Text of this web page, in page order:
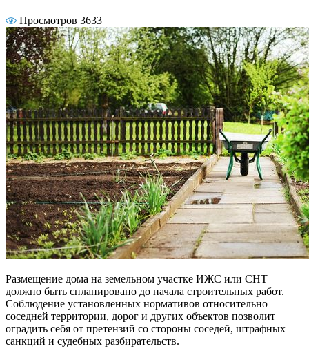
Просмотров 3633
Размещение дома на земельном участке ИЖС или СНТ
должно быть спланировано до начала строительных работ.
Соблюдение установленных нормативов относительно
соседней территории, дорог и других объектов позволит
оградить себя от претензий со стороны соседей, штрафных
санкций и судебных разбирательств.